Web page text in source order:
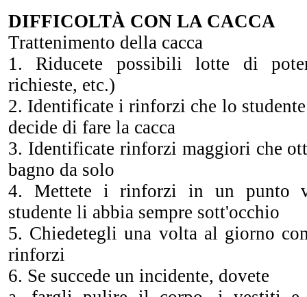
DIFFICOLTÀ CON LA CACCA
Trattenimento della cacca
1. Riducete possibili lotte di
richieste, etc.)
2. Identificate i rinforzi che lo
decide di fare la cacca
3. Identificate rinforzi maggiori che
bagno da solo
4. Mettete i rinforzi in un punto
studente li abbia sempre sott'occhio
5. Chiedetegli una volta al giorno
rinforzi
6. Se succede un incidente, dovete